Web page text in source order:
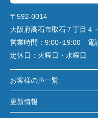
〒592-0014
大阪府高石市取石７丁目４
営業時間： 9:00~19:00 電
定休日： 火曜日・水曜日
お客様の声一覧
更新情報